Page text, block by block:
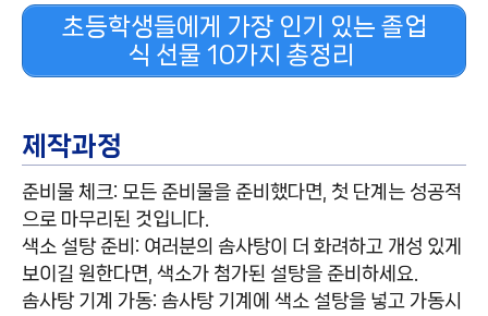
초등학생들에게 가장 인기 있는 졸업
식 선물 10가지 총정리
제작과정
준비물 체크: 모든 준비물을 준비했다면, 첫 단계는 성공적
으로 마무리된 것입니다.
색소 설탕 준비: 여러분의 솜사탕이 더 화려하고 개성 있게
보이길 원한다면, 색소가 첨가된 설탕을 준비하세요.
솜사탕 기계 가동: 솜사탕 기계에 색소 설탕을 넣고 가동시